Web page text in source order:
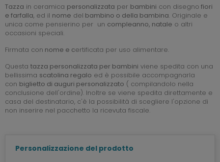
Tazza in ceramica personalizzata per bambini con disegno fiori
e farfalla, ed il nome del bambino o della bambina. Originale e
unica come pensierino per un compleanno, natale o altri
occasioni speciali.
Firmata con nome e certificata per uso alimentare.
Questa tazza personalizzata per bambini viene spedita con una
bellissima scatolina regalo ed è possibile accompagnarla
con biglietto di auguri personalizzato ( compilandolo nella
conclusione dell'ordine). Inoltre se viene spedita direttamente e
casa del destinatario, c'è la possibilità di scegliere l'opzione di
non inserire nel pacchetto la ricevuta fiscale.
Personalizzazione del prodotto